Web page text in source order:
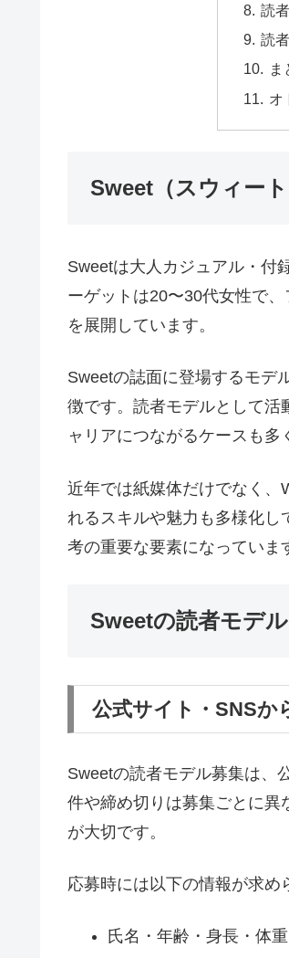
読
読
ま
オ
Sweet（スウィー
Sweetは大人カジュアル・付
ーゲットは20〜30代女性で
を展開しています。
Sweetの誌面に登場するモデ
徴です。読者モデルとして活
ャリアにつながるケースも多
近年では紙媒体だけでなく、
れるスキルや魅力も多様化し
考の重要な要素になっていま
Sweetの読者モデ
公式サイト・SNSか
Sweetの読者モデル募集は、
件や締め切りは募集ごとに異
が大切です。
応募時には以下の情報が求め
氏名・年齢・身長・体